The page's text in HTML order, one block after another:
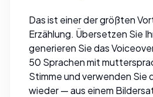
Das ist einer der größten
Erzählung. Übersetzen Sie
generieren Sie das
50 Sprachen mit
Stimme und verwenden Sie
wieder — aus einem